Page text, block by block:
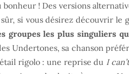
bonheur ! Des versions
si vous désirez découvrir le
groupes les plus singuliers
Undertones, sa chanson
rigolo : une reprise du I